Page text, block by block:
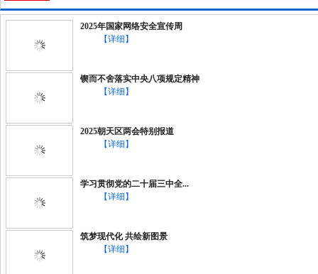
2025年国家网络安全宣传周
【详细】
锲而不舍落实中央八项规定精神
【详细】
2025朝天区两会特别报道
【详细】
学习贯彻党的二十届三中全...
【详细】
筑梦现代化 共绘新图景
【详细】